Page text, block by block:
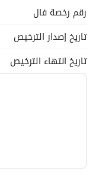
رقم رخصة فال
تاريخ إصدار الترخيص
تاريخ انتهاء الترخيص